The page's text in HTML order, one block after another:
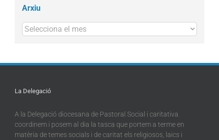
Arxiu
Arxius
La Delegació
A la Delegació diocesana de Pastoral Social i caritativa
coordinem i posem al dia la tasca que portem a terme en
matèria de temes socials i de caritat els religiosos, laics i